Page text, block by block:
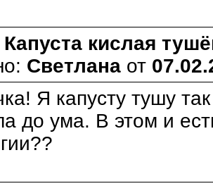
Капуста кислая
Светлана от
Я капусту тушу
до ума. В этом и